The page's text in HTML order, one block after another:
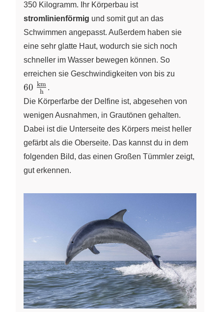
350 Kilogramm. Ihr Körperbau ist
stromlinienförmig und somit gut an das
Schwimmen angepasst. Außerdem haben sie
eine sehr glatte Haut, wodurch sie sich noch
schneller im Wasser bewegen können. So
erreichen sie Geschwindigkeiten von bis zu
60 h
km .
Die Körperfarbe der Delfine ist, abgesehen von
wenigen Ausnahmen, in Grautönen gehalten.
Dabei ist die Unterseite des Körpers meist heller
gefärbt als die Oberseite. Das kannst du in dem
folgenden Bild, das einen Großen Tümmler zeigt,
gut erkennen.